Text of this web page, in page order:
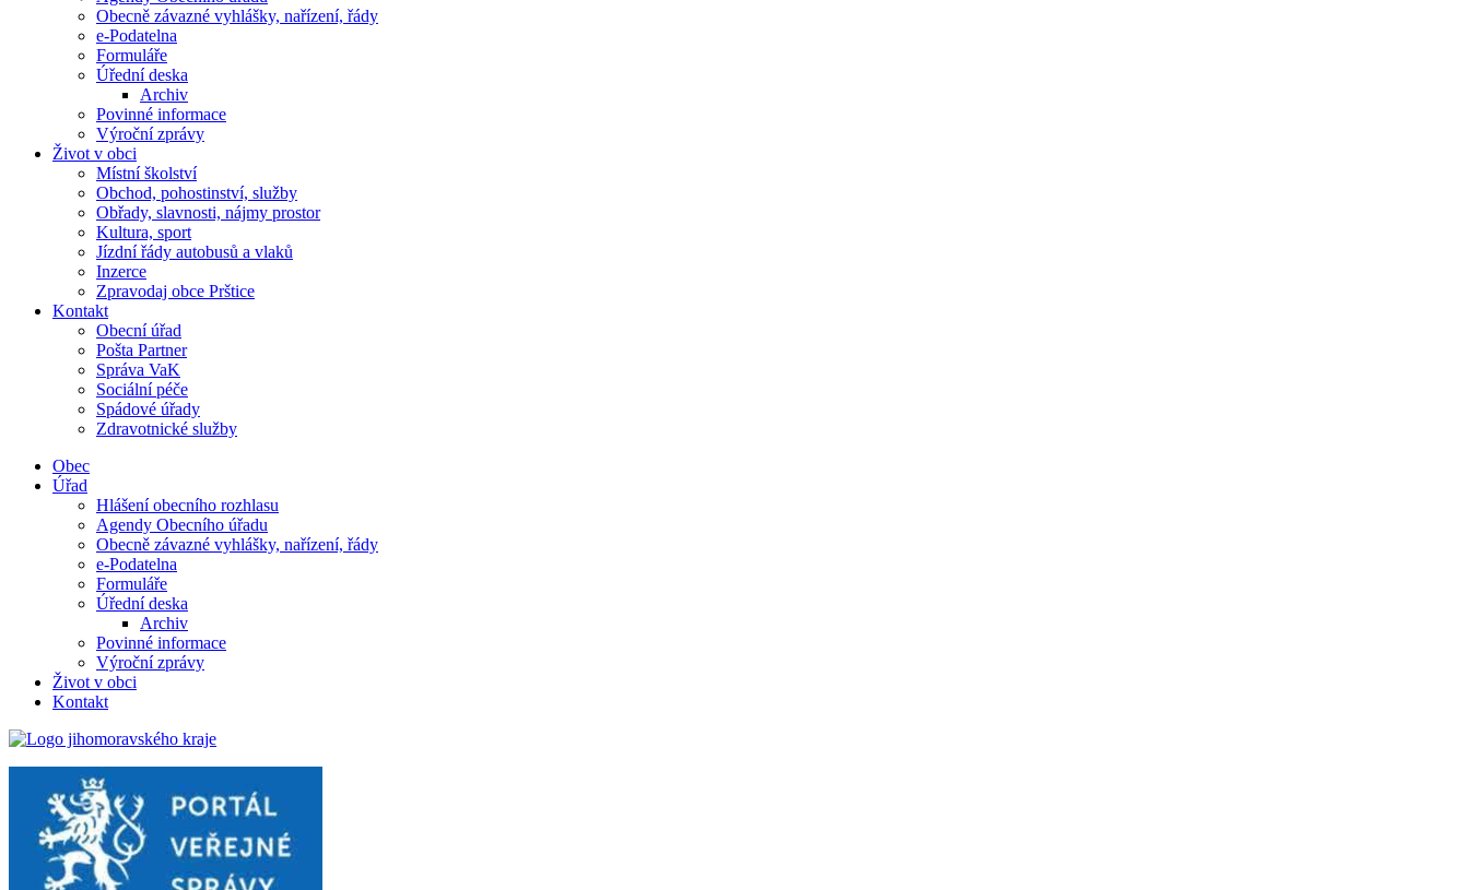
Obecně závazné vyhlášky, nařízení, řády
e-Podatelna
Formuláře
Úřední deska
Archiv
Povinné informace
Výroční zprávy
Život v obci
Místní školství
Obchod, pohostinství, služby
Obřady, slavnosti, nájmy prostor
Kultura, sport
Jízdní řády autobusů a vlaků
Inzerce
Zpravodaj obce Prštice
Kontakt
Obecní úřad
Pošta Partner
Správa VaK
Sociální péče
Spádové úřady
Zdravotnické služby
Obec
Úřad
Hlášení obecního rozhlasu
Agendy Obecního úřadu
Obecně závazné vyhlášky, nařízení, řády
e-Podatelna
Formuláře
Úřední deska
Archiv
Povinné informace
Výroční zprávy
Život v obci
Kontakt